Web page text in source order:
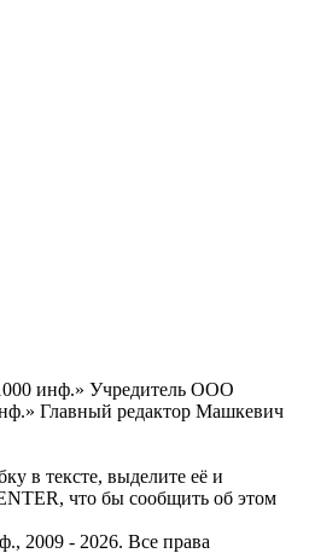
инф.» Учредитель ООО
Главный редактор Машкевич
в тексте, выделите её и
что бы сообщить об этом
2009 - 2026. Все права